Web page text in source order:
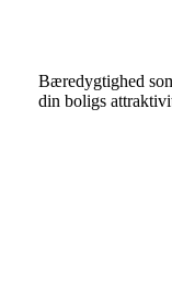
Bæredygtighed
din boligs